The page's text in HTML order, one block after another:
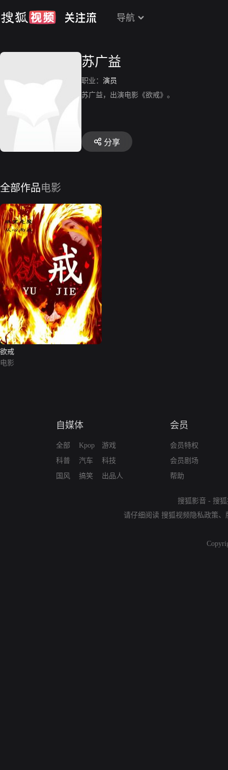
导航
苏广益
职业： 演员
苏广益，出演电影《欲戒》。
分享
全部作品电影
欲戒
电影
自媒体
全部
科普
国风
Kpop
汽车
搞笑
游戏
科技
出品人
会员
会员特权
会员剧场
帮助
搜狐影音 - 搜
请仔细阅读 搜狐视频隐私政策、